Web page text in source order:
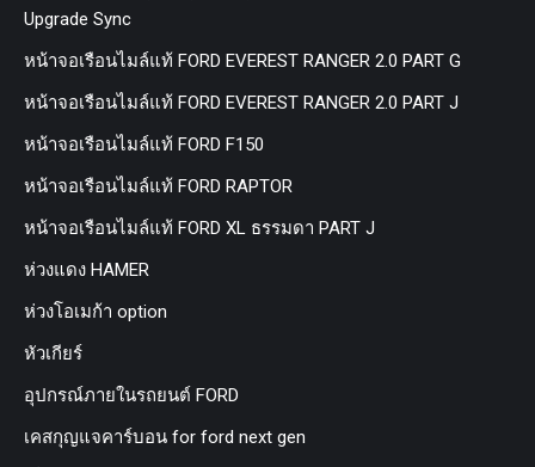
Upgrade Sync
หน้าจอเรือนไมล์แท้ FORD EVEREST RANGER 2.0 PART G
หน้าจอเรือนไมล์แท้ FORD EVEREST RANGER 2.0 PART J
หน้าจอเรือนไมล์แท้ FORD F150
หน้าจอเรือนไมล์แท้ FORD RAPTOR
หน้าจอเรือนไมล์แท้ FORD XL ธรรมดา PART J
ห่วงแดง HAMER
ห่วงโอเมก้า option
หัวเกียร์
อุปกรณ์ภายในรถยนต์ FORD
เคสกุญแจคาร์บอน for ford next gen